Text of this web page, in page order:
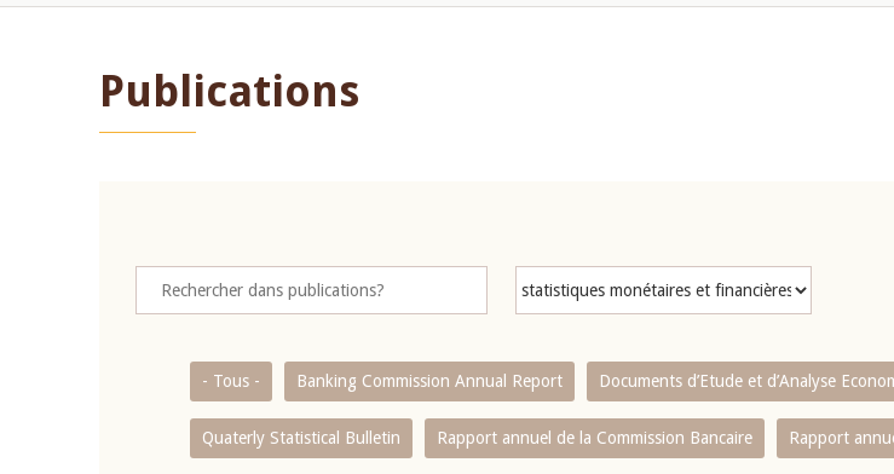
Publications
- Tous - Banking Commission Annual Report Documents d’Etude et d’Analyse
Quaterly Statistical Bulletin Rapport annuel de la Commission Bancaire Rapport